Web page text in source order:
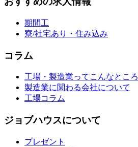
期間工
寮/社宅あり・住み込み
コラム
工場・製造業ってこんなところ
製造業に関わる会社について
工場コラム
ジョブハウスについて
プレゼント